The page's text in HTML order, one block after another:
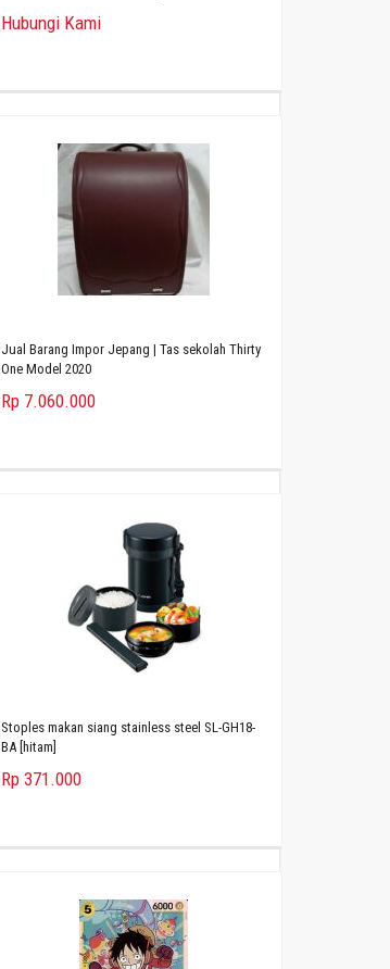
Hubungi Kami
Jual Barang Impor Jepang | Tas sekolah Thirty
One Model 2020
Rp 7.060.000
Stoples makan siang stainless steel SL-GH18-
BA [hitam]
Rp 371.000